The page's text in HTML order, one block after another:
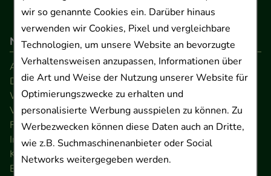
wir so genannte Cookies ein. Darüber hinaus
verwenden wir Cookies, Pixel und vergleichbare
Technologien, um unsere Website an bevorzugte
Verhaltensweisen anzupassen, Informationen über
die Art und Weise der Nutzung unserer Website für
Optimierungszwecke zu erhalten und
personalisierte Werbung ausspielen zu können. Zu
Werbezwecken können diese Daten auch an Dritte,
wie z.B. Suchmaschinenanbieter oder Social
Networks weitergegeben werden.
Navigation
AGB
Datenschutz
Widerrufsrecht
Versandkosten
FAQ
Impressum
Kontakt
Barrierefreiheitserklärung